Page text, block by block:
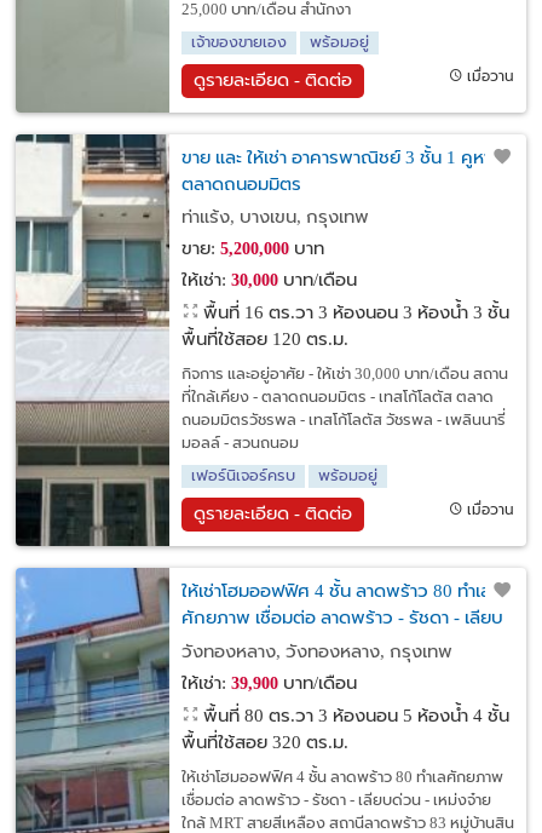
25,000 บาท/เดือน สำนักงา
เจ้าของขายเอง
พร้อมอยู่
ดูรายละเอียด - ติดต่อ เมื่อวาน
ขาย และ ให้เช่า อาคารพาณิชย์ 3 ชั้น 1 คูหา
ตลาดถนอมมิตร
ท่าแร้ง, บางเขน, กรุงเทพ
ขาย: 5,200,000บาท
ให้เช่า: 30,000บาท/เดือน
พื้นที่ 16 ตร.วา 3 ห้องนอน 3 ห้องน้ำ 3 ชั้น
พื้นที่ใช้สอย 120 ตร.ม.
กิจการ และอยู่อาศัย - ให้เช่า 30,000 บาท/เดือน สถาน
ที่ใกล้เคียง - ตลาดถนอมมิตร - เทสโก้โลตัส ตลาด
ถนอมมิตรวัชรพล - เทสโก้โลตัส วัชรพล - เพลินนารี่
มอลล์ - สวนถนอม
เฟอร์นิเจอร์ครบ
พร้อมอยู่
ดูรายละเอียด - ติดต่อ เมื่อวาน
ให้เช่าโฮมออฟฟิศ 4 ชั้น ลาดพร้าว 80 ทำเล
ศักยภาพ เชื่อมต่อ ลาดพร้าว - รัชดา - เลียบ
ด่วน - เหม่งจ๋าย
วังทองหลาง, วังทองหลาง, กรุงเทพ
ให้เช่า: 39,900บาท/เดือน
พื้นที่ 80 ตร.วา 3 ห้องนอน 5 ห้องน้ำ 4 ชั้น
พื้นที่ใช้สอย 320 ตร.ม.
ให้เช่าโฮมออฟฟิศ 4 ชั้น ลาดพร้าว 80 ทำเลศักยภาพ
เชื่อมต่อ ลาดพร้าว - รัชดา - เลียบด่วน - เหม่งจ๋าย
ใกล้ MRT สายสีเหลือง สถานีลาดพร้าว 83 หมู่บ้านสิน